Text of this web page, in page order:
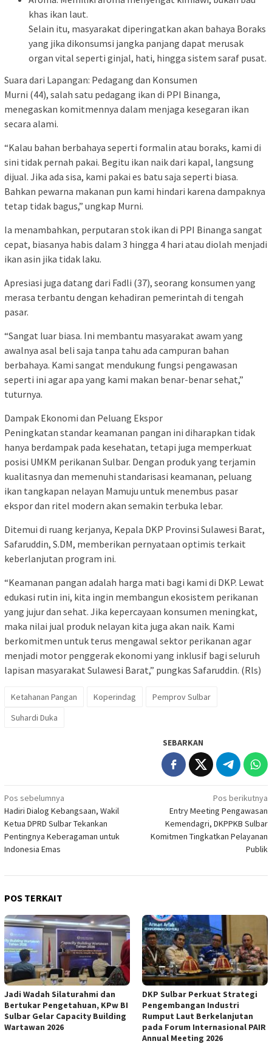
khas ikan laut.
Selain itu, masyarakat diperingatkan akan bahaya Boraks
yang jika dikonsumsi jangka panjang dapat merusak
organ vital seperti ginjal, hati, hingga sistem saraf pusat.
Suara dari Lapangan: Pedagang dan Konsumen
Murni (44), salah satu pedagang ikan di PPI Binanga,
menegaskan komitmennya dalam menjaga kesegaran ikan
secara alami.
“Kalau bahan berbahaya seperti formalin atau boraks, kami di
sini tidak pernah pakai. Begitu ikan naik dari kapal, langsung
dijual. Jika ada sisa, kami pakai es batu saja seperti biasa.
Bahkan pewarna makanan pun kami hindari karena dampaknya
tetap tidak bagus,” ungkap Murni.
Ia menambahkan, perputaran stok ikan di PPI Binanga sangat
cepat, biasanya habis dalam 3 hingga 4 hari atau diolah menjadi
ikan asin jika tidak laku.
Apresiasi juga datang dari Fadli (37), seorang konsumen yang
merasa terbantu dengan kehadiran pemerintah di tengah
pasar.
“Sangat luar biasa. Ini membantu masyarakat awam yang
awalnya asal beli saja tanpa tahu ada campuran bahan
berbahaya. Kami sangat mendukung fungsi pengawasan
seperti ini agar apa yang kami makan benar-benar sehat,”
tuturnya.
Dampak Ekonomi dan Peluang Ekspor
Peningkatan standar keamanan pangan ini diharapkan tidak
hanya berdampak pada kesehatan, tetapi juga memperkuat
posisi UMKM perikanan Sulbar. Dengan produk yang terjamin
kualitasnya dan memenuhi standarisasi keamanan, peluang
ikan tangkapan nelayan Mamuju untuk menembus pasar
ekspor dan ritel modern akan semakin terbuka lebar.
Ditemui di ruang kerjanya, Kepala DKP Provinsi Sulawesi Barat,
Safaruddin, S.DM, memberikan pernyataan optimis terkait
keberlanjutan program ini.
“Keamanan pangan adalah harga mati bagi kami di DKP. Lewat
edukasi rutin ini, kita ingin membangun ekosistem perikanan
yang jujur dan sehat. Jika kepercayaan konsumen meningkat,
maka nilai jual produk nelayan kita juga akan naik. Kami
berkomitmen untuk terus mengawal sektor perikanan agar
menjadi motor penggerak ekonomi yang inklusif bagi seluruh
lapisan masyarakat Sulawesi Barat,” pungkas Safaruddin. (Rls)
Ketahanan Pangan Koperindag
Pemprov Sulbar
Suhardi Duka
SEBARKAN
Navigasi
pos
Pos sebelumnya
Hadiri Dialog Kebangsaan, Wakil
Ketua DPRD Sulbar Tekankan
Pentingnya Keberagaman untuk
Indonesia Emas
Pos berikutnya
Entry Meeting Pengawasan
Kemendagri, DKPPKB Sulbar
Komitmen Tingkatkan Pelayanan
Publik
POS TERKAIT
Jadi Wadah Silaturahmi dan
Bertukar Pengetahuan, KPw BI
Sulbar Gelar Capacity Building
Wartawan 2026
DKP Sulbar Perkuat Strategi
Pengembangan Industri
Rumput Laut Berkelanjutan
pada Forum Internasional PAIR
Annual Meeting 2026